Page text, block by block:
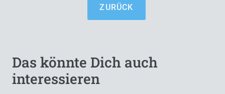
ZURÜCK
Das könnte Dich auch
interessieren